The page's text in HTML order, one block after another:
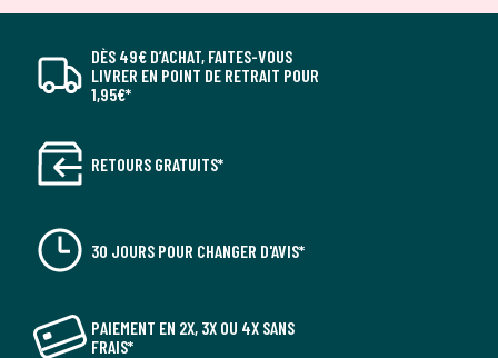
DÈS 49€ D’ACHAT, FAITES-VOUS
LIVRER EN POINT DE RETRAIT POUR
1,95€*
RETOURS GRATUITS*
30 JOURS POUR CHANGER D'AVIS*
PAIEMENT EN 2X, 3X OU 4X SANS
FRAIS*